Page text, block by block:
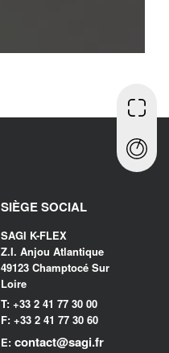
SIÈGE SOCIAL
SAGI K-FLEX
Z.I. Anjou Atlantique
49123 Champtocé Sur
Loire
T: +33 2 41 77 30 00
F: +33 2 41 77 30 60
E: contact@sagi.fr